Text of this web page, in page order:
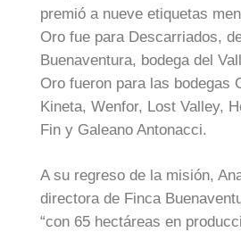
premió a nueve etiquetas
Oro fue para Descarriados,
Buenaventura, bodega del
Oro fueron para las bodegas
Kineta, Wenfor, Lost Valley,
Fin y Galeano Antonacci.
A su regreso de la misión,
directora de Finca
“con 65 hectáreas en